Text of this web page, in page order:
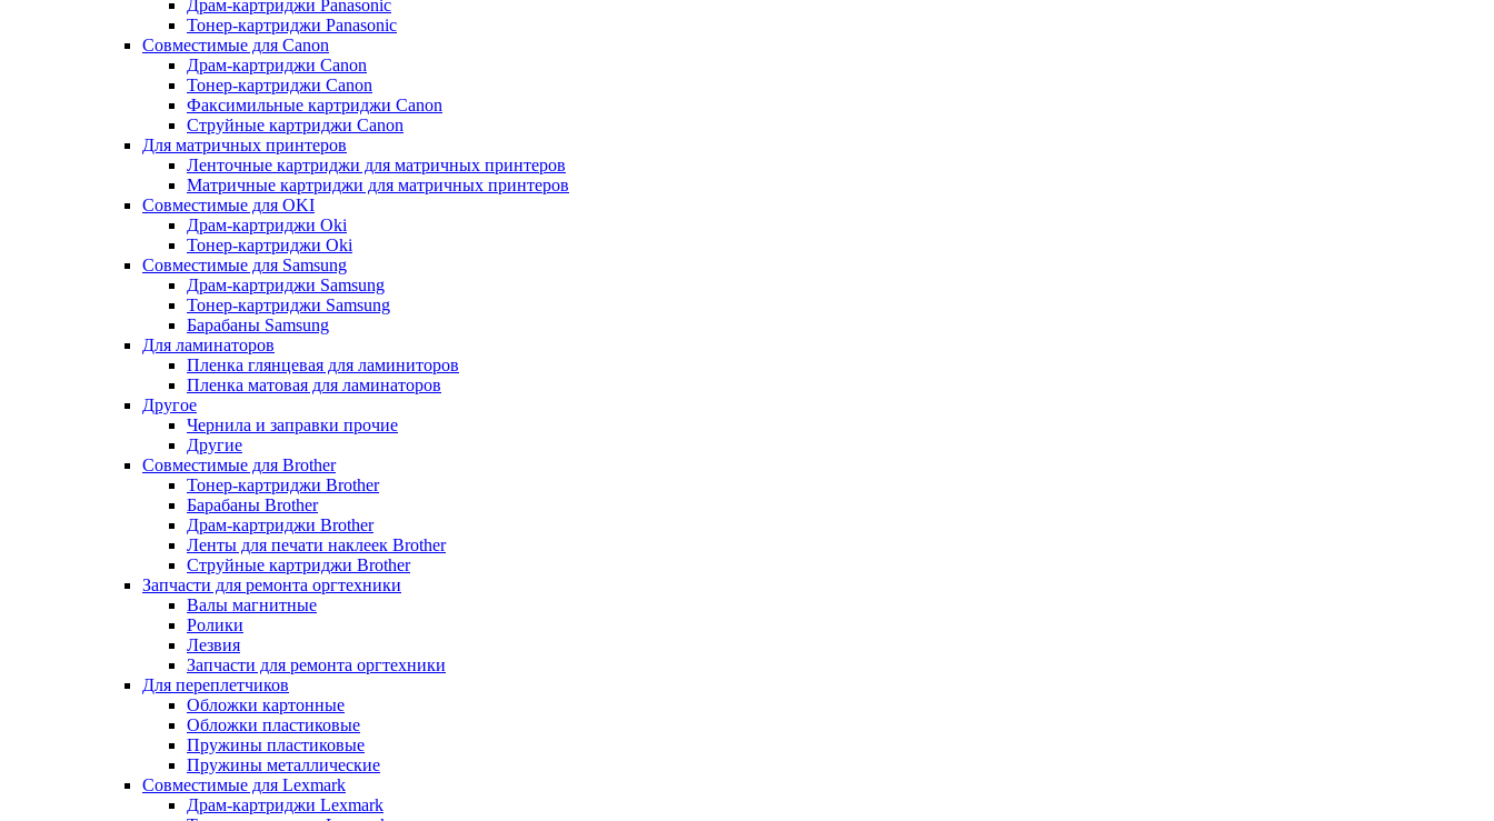
Драм-картриджи Panasonic
Тонер-картриджи Panasonic
Совместимые для Canon
Драм-картриджи Canon
Тонер-картриджи Canon
Факсимильные картриджи Canon
Струйные картриджи Canon
Для матричных принтеров
Ленточные картриджи для матричных принтеров
Матричные картриджи для матричных принтеров
Совместимые для OKI
Драм-картриджи Oki
Тонер-картриджи Oki
Совместимые для Samsung
Драм-картриджи Samsung
Тонер-картриджи Samsung
Барабаны Samsung
Для ламинаторов
Пленка глянцевая для ламиниторов
Пленка матовая для ламинаторов
Другое
Чернила и заправки прочие
Другие
Совместимые для Brother
Тонер-картриджи Brother
Барабаны Brother
Драм-картриджи Brother
Ленты для печати наклеек Brother
Струйные картриджи Brother
Запчасти для ремонта оргтехники
Валы магнитные
Ролики
Лезвия
Запчасти для ремонта оргтехники
Для переплетчиков
Обложки картонные
Обложки пластиковые
Пружины пластиковые
Пружины металлические
Совместимые для Lexmark
Драм-картриджи Lexmark